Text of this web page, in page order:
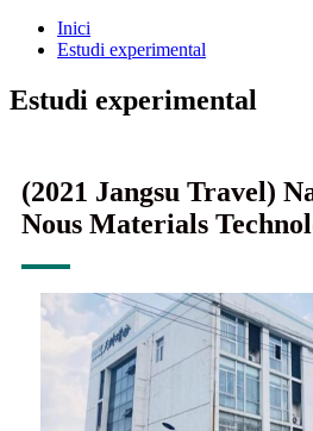
Inici
Estudi experimental
Estudi experimental
(2021 Jangsu Travel)
Nous Materials